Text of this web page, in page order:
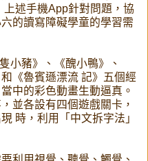
述手機App針對問題，協
的讀寫障礙學童的學習需
小豬》、《醜小鴨》、
《魯賓遜漂流 記》五個經
中的彩色動畫生動逼真。
並各設有四個遊戲關卡，
時，利用「中文拆字法」